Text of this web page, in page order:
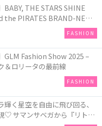
BABY, THE STARS SHINE
the PIRATES BRAND-NEW
FASHION
GLM Fashion Show 2025 –
＆ロリータの最前線
FASHION
く星空を自由に飛び回る、
♡ サマンサベガから『リトル